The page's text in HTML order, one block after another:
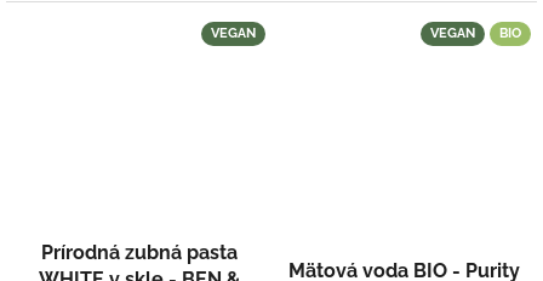
VEGAN
hodnotenie
produktu
Prírodná zubná pasta
VEGAN BIO
Mätová voda BIO - Purity